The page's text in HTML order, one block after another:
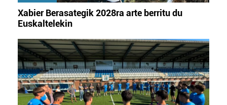
Xabier Berasategik 2028ra arte berritu du
Euskaltelekin